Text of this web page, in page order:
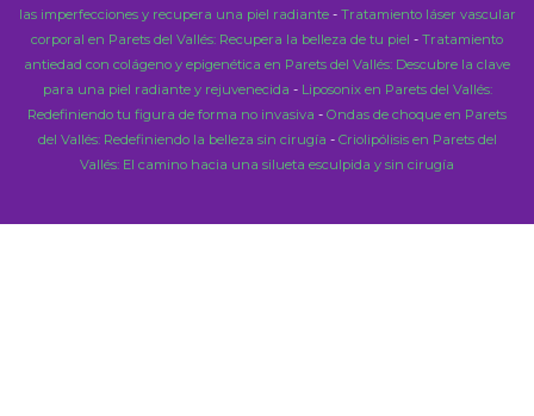
las imperfecciones y recupera una piel radiante- Tratamiento láser vascular
corporal en Parets del Vallés: Recupera la belleza de tu piel - Tratamiento
antiedad con colágeno y epigenética en Parets del Vallés: Descubre la clave
para una piel radiante y rejuvenecida - Liposonix en Parets del Vallés:
Redefiniendo tu figura de forma no invasiva - Ondas de choque en Parets
del Vallés: Redefiniendo la belleza sin cirugía - Criolipólisis en Parets del
Vallés: El camino hacia una silueta esculpida y sin cirugía